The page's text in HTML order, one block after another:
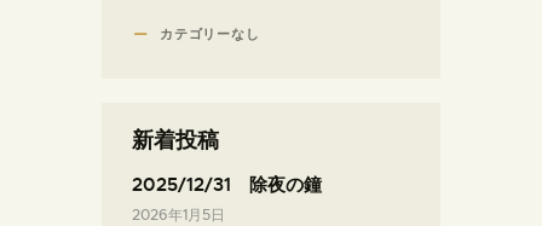
カテゴリーなし
新着投稿
2025/12/31 除夜の鐘
2026年1月5日